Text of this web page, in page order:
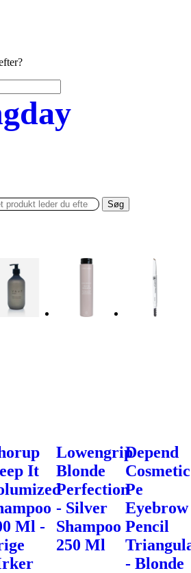
Søg
It
Ml -
Lowengrip
Blonde
Perfection
- Silver
Shampoo
250 Ml
Depend
Cosmetic
Pe
Eyebrow
Pencil
- Blonde